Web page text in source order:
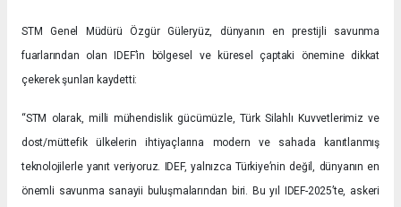
STM Genel Müdürü Özgür Güleryüz, dünyanın en prestijli savunma
fuarlarından olan IDEF’in bölgesel ve küresel çaptaki önemine dikkat
çekerek şunları kaydetti:
“STM olarak, milli mühendislik gücümüzle, Türk Silahlı Kuvvetlerimiz ve
dost/müttefik ülkelerin ihtiyaçlarına modern ve sahada kanıtlanmış
teknolojilerle yanıt veriyoruz. IDEF, yalnızca Türkiye’nin değil, dünyanın en
önemli savunma sanayii buluşmalarından biri. Bu yıl IDEF-2025’te, askeri